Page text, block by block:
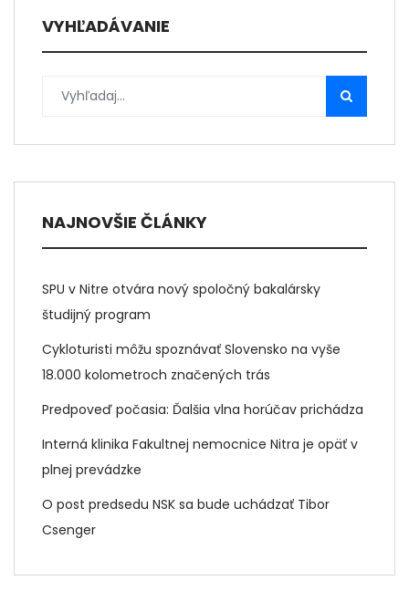
VYHĽADÁVANIE
NAJNOVŠIE ČLÁNKY
SPU v Nitre otvára nový spoločný bakalársky
študijný program
Cykloturisti môžu spoznávať Slovensko na vyše
18.000 kolometroch značených trás
Predpoveď počasia: Ďalšia vlna horúčav prichádza
Interná klinika Fakultnej nemocnice Nitra je opäť v
plnej prevádzke
O post predsedu NSK sa bude uchádzať Tibor
Csenger